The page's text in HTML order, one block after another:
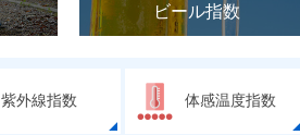
ビール指数
紫外線指数 体感温度指数